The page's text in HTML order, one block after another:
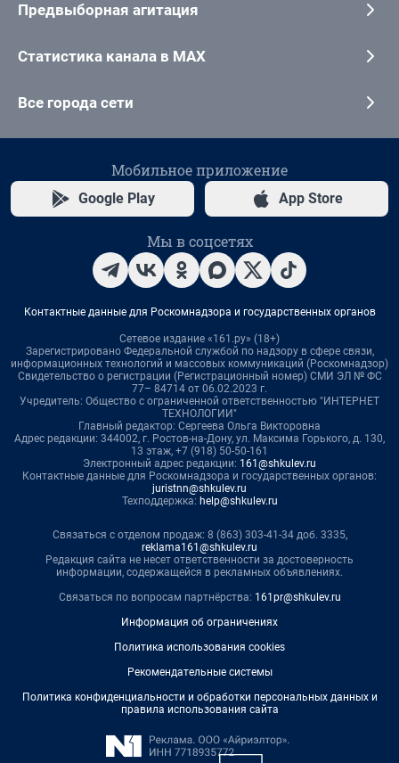
Предвыборная агитация
Статистика канала в MAX
Все города сети
Мобильное приложение
Google Play App Store
Мы в соцсетях
Контактные данные для Роскомнадзора и государственных органов
Сетевое издание «161.ру» (18+)
Зарегистрировано Федеральной службой по надзору в сфере связи,
информационных технологий и массовых коммуникаций (Роскомнадзор)
Свидетельство о регистрации (Регистрационный номер) СМИ ЭЛ № ФС
77– 84714 от 06.02.2023 г.
Учредитель: Общество с ограниченной ответственностью "ИНТЕРНЕТ
ТЕХНОЛОГИИ"
Главный редактор: Сергеева Ольга Викторовна
Адрес редакции: 344002, г. Ростов-на-Дону, ул. Максима Горького, д. 130,
13 этаж, +7 (918) 50-50-161
Электронный адрес редакции: 161@shkulev.ru
Контактные данные для Роскомнадзора и государственных органов:
juristnn@shkulev.ru
Техподдержка: help@shkulev.ru
Связаться с отделом продаж: 8 (863) 303-41-34 доб. 3335,
reklama161@shkulev.ru
Редакция сайта не несет ответственности за достоверность
информации, содержащейся в рекламных объявлениях.
Связаться по вопросам партнёрства: 161pr@shkulev.ru
Информация об ограничениях
Политика использования cookies
Рекомендательные системы
Политика конфиденциальности и обработки персональных данных и
правила использования сайта